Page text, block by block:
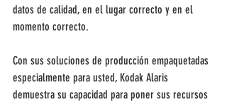
datos de calidad, en el lugar correcto y en el
momento correcto.
Con sus soluciones de producción empaquetadas
especialmente para usted, Kodak Alaris
demuestra su capacidad para poner sus recursos